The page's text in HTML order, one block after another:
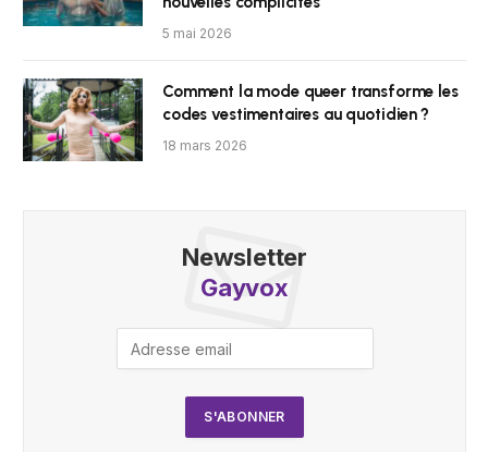
5 mai 2026
Comment la mode queer transforme les
codes vestimentaires au quotidien ?
18 mars 2026
Newsletter
Gayvox